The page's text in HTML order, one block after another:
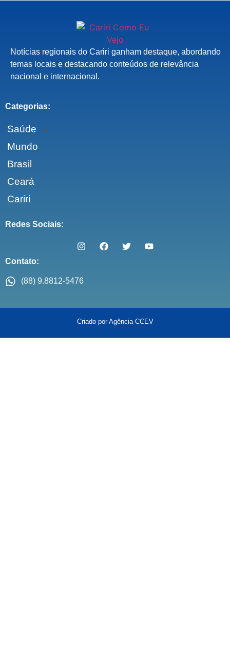
Notícias regionais do Cariri ganham destaque, abordando
temas locais e destacando conteúdos de relevância
nacional e internacional.
Categorias:
Saúde
Mundo
Brasil
Ceará
Cariri
Redes Sociais:
Contato:
(88) 9.8812-5476
Criado por Agência CCEV